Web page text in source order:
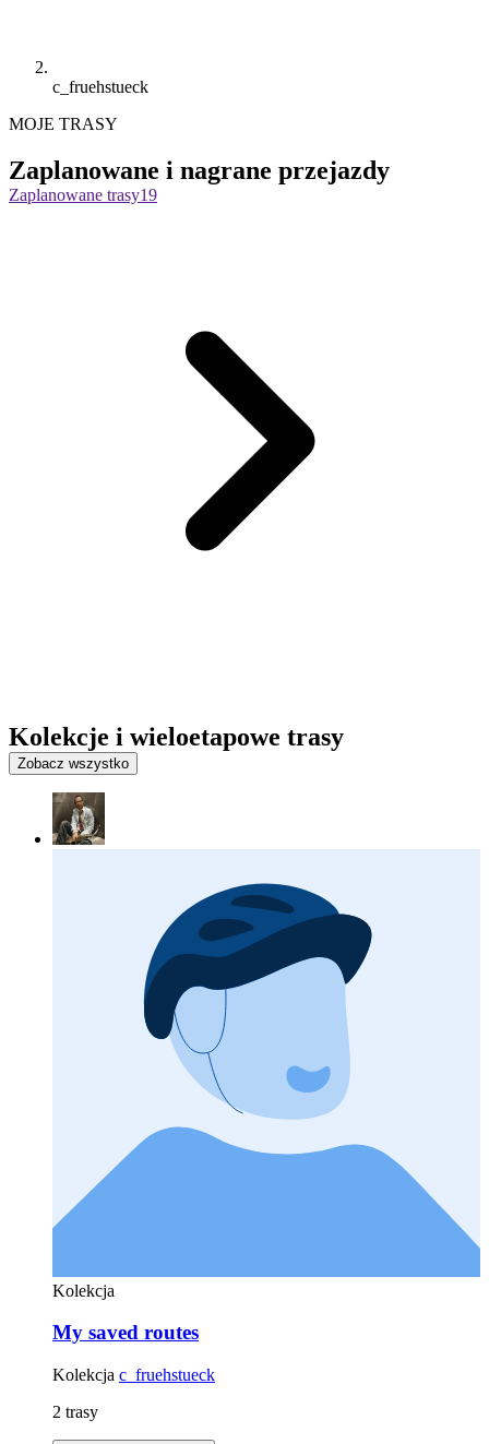
c_fruehstueck
MOJE TRASY
Zaplanowane i nagrane przejazdy
Zaplanowane trasy19
Kolekcje i wieloetapowe trasy
Zobacz wszystko
Kolekcja
My saved routes
Kolekcja c_fruehstueck
2 trasy